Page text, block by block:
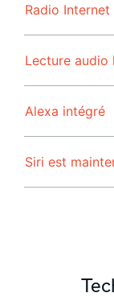
Radio
Lecture audio
Alexa intégré
Siri est